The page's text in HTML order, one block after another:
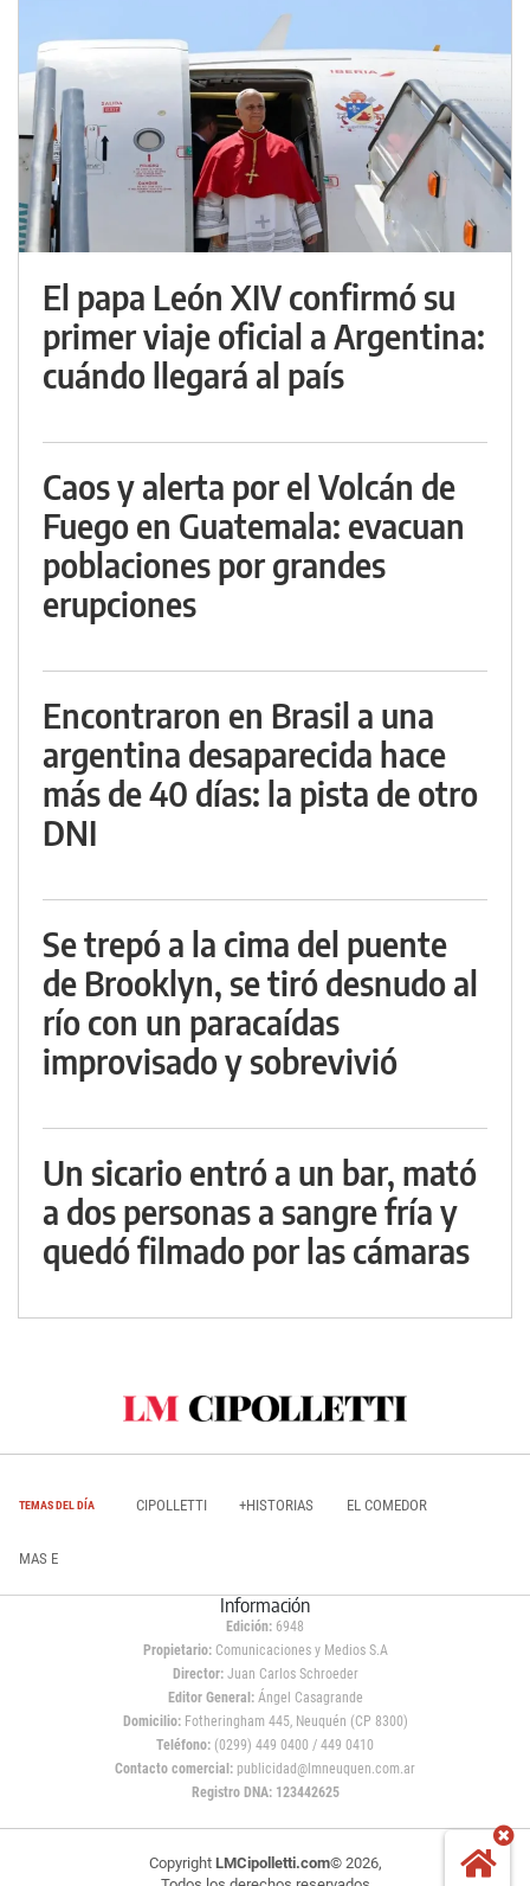
El papa León XIV confirmó su
primer viaje oficial a Argentina:
cuándo llegará al país
Caos y alerta por el Volcán de
Fuego en Guatemala: evacuan
poblaciones por grandes
erupciones
Encontraron en Brasil a una
argentina desaparecida hace
más de 40 días: la pista de otro
DNI
Se trepó a la cima del puente
de Brooklyn, se tiró desnudo al
río con un paracaídas
improvisado y sobrevivió
Un sicario entró a un bar, mató
a dos personas a sangre fría y
quedó filmado por las cámaras
TEMAS DEL DÍA CIPOLLETTI +HISTORIAS EL COMEDOR
MAS E
Información
Edición: 6948
Propietario:Comunicaciones y Medios S.A
Director: Juan Carlos Schroeder
Editor General:Ángel Casagrande
Domicilio:Fotheringham 445, Neuquén (CP 8300)
Teléfono: (0299) 449 0400 / 449 0410
Contacto comercial: publicidad@lmneuquen.com.ar
Registro DNA: 123442625
Copyright LMCipolletti.com© 2026,